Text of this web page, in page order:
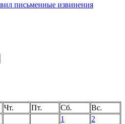
письменные извинения
Чт. Пт. Сб.
Вс.
1
2